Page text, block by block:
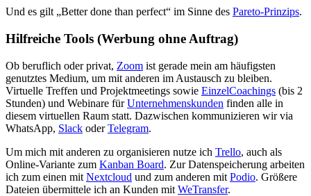
Und es gilt „Better done than perfect“ im Sinne des Pareto-Prinzips.
Hilfreiche Tools (Werbung ohne Auftrag)
Ob beruflich oder privat, Zoom ist gerade mein am häufigsten
genutztes Medium, um mit anderen im Austausch zu bleiben.
Virtuelle Treffen und Projektmeetings sowie EinzelCoachings (bis 2
Stunden) und Webinare fürUnternehmenskunden finden alle in
diesem virtuellen Raum statt. Dazwischen kommunizieren wir via
WhatsApp, Slack oderTelegram.
Um mich mit anderen zu organisieren nutze ich Trello, auch als
Online-Variante zum Kanban Board. Zur Datenspeicherung arbeiten
ich zum einen mit Nextcloud und zum anderen mit Podio. Größere
Dateien übermittele ich an Kunden mit WeTransfer.